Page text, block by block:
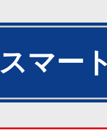
スマー